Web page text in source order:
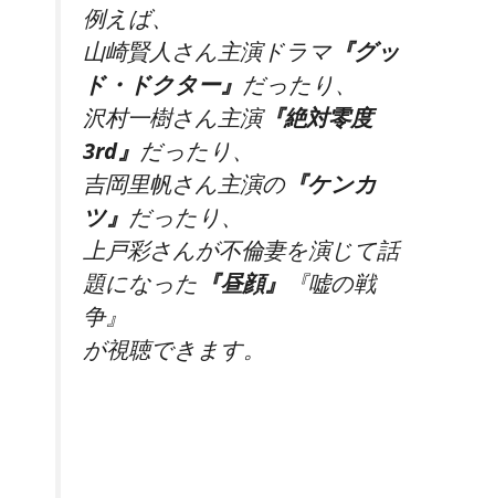
例えば、
山崎賢人さん主演ドラマ『グッ
ド・ドクター』 だったり、
沢村一樹さん主演『絶対零度
3rd』 だったり、
吉岡里帆さん主演の『ケンカ
ツ』 だったり、
上戸彩さんが不倫妻を演じて話
題になった 『昼顔』
『嘘の戦
争』
が視聴できます。